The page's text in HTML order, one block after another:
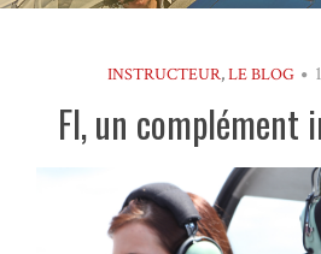
INSTRUCTEUR,LE BLOG
FI, un complément